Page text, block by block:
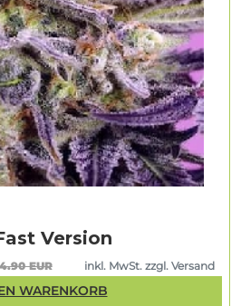
Version
EUR inkl. MwSt. zzgl. Versand
WARENKORB